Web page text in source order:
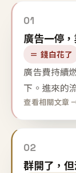
01
廣告一停
＝ 錢白花了
廣告費持續
下。進來的
查看相關文章
02
群開了，